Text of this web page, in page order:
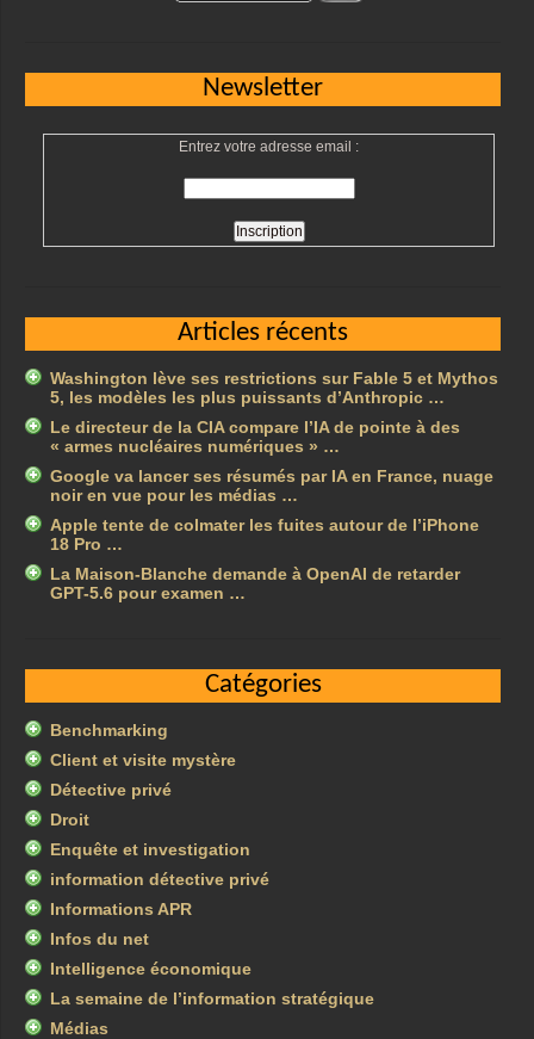
Newsletter
Entrez votre adresse email :
Articles récents
Washington lève ses restrictions sur Fable 5 et Mythos
5, les modèles les plus puissants d’Anthropic …
Le directeur de la CIA compare l’IA de pointe à des
« armes nucléaires numériques » …
Google va lancer ses résumés par IA en France, nuage
noir en vue pour les médias …
Apple tente de colmater les fuites autour de l’iPhone
18 Pro …
La Maison-Blanche demande à OpenAI de retarder
GPT-5.6 pour examen …
Catégories
Benchmarking
Client et visite mystère
Détective privé
Droit
Enquête et investigation
information détective privé
Informations APR
Infos du net
Intelligence économique
La semaine de l’information stratégique
Médias